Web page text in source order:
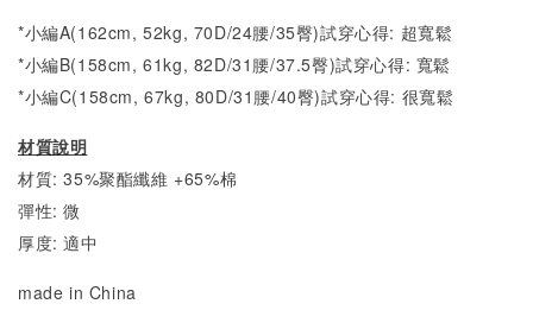
*小編A(162cm, 52kg, 70D/24腰/35臀)試穿心得: 超寬鬆
*小編B(158cm, 61kg, 82D/31腰/37.5臀)試穿心得: 寬鬆
*小編C(158cm, 67kg, 80D/31腰/40臀)試穿心得: 很寬鬆
材質說明
材質: 35%聚酯纖維 +65%棉
彈性: 微
厚度: 適中
made in China